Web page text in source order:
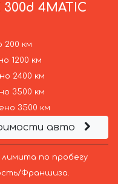
300d 4MATIC
200 км
1200 км
2400 км
3500 км
3500 км
авто
по пробегу
Франшиза.